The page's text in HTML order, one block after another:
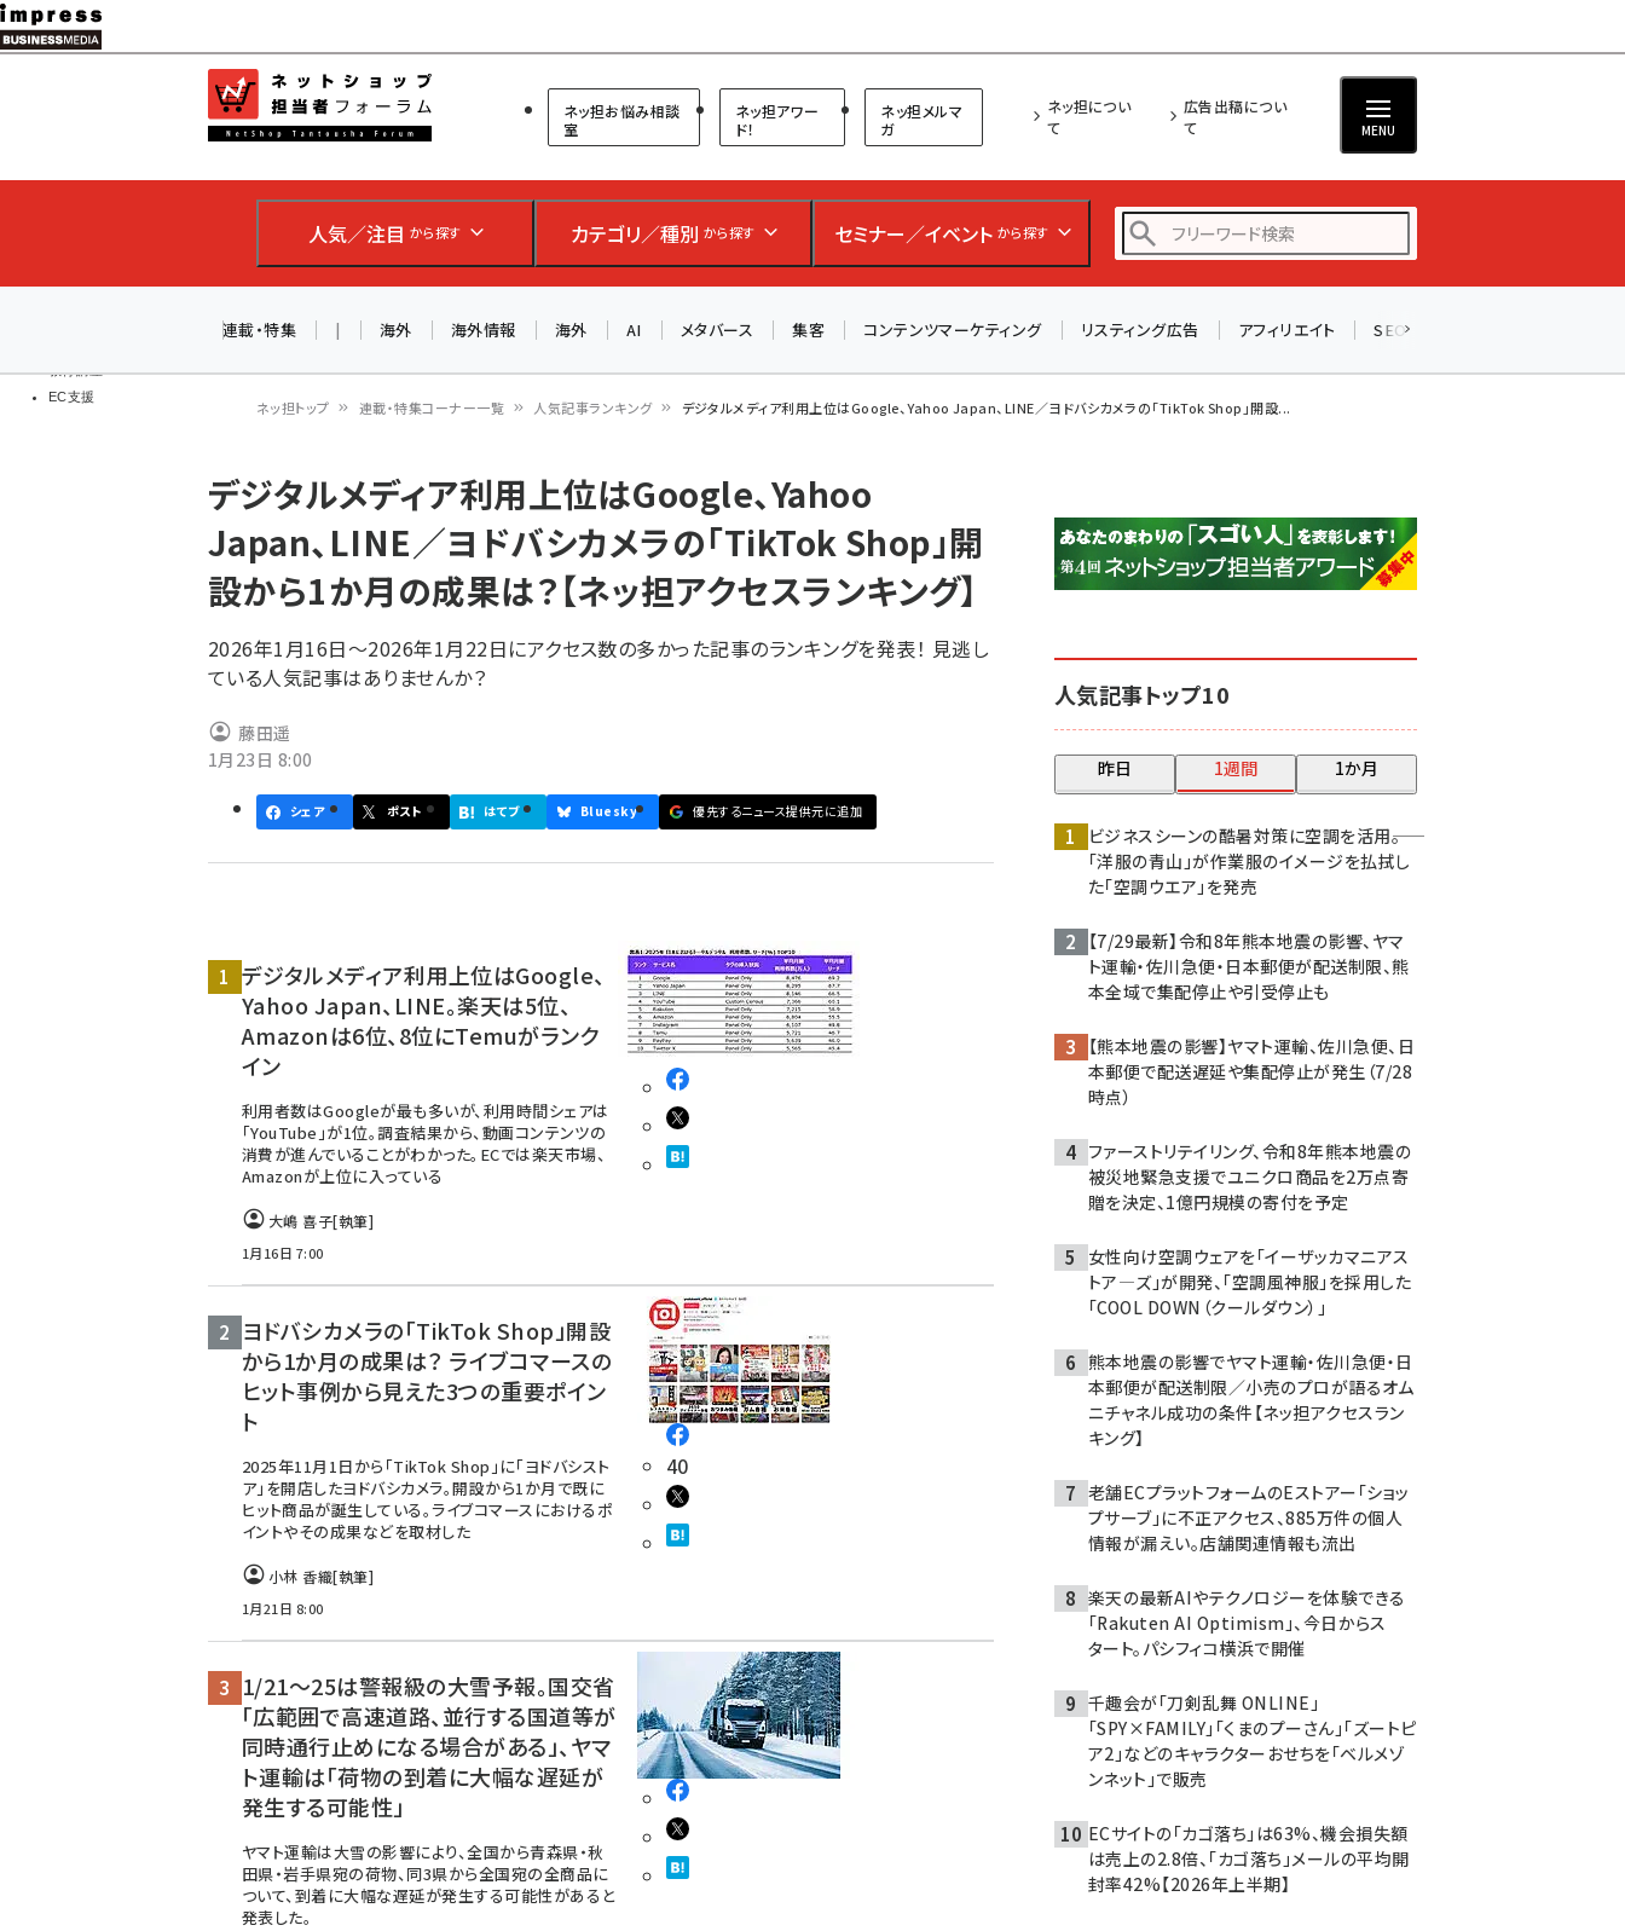
メ
イ
ン
ツ
移
教育講座
EC支援
ネットショップ担当者フォーラム
ネッ担お悩み相談
室
ネッ担アワー
ド！
ネッ担メルマ
ガ
ネッ担につい
て
広告出稿につい
て
MENU
人気／注目 から探す カテゴリ／種別 から探す セミナー／イベント から探す
アスクル (1112)
base (1068)
連載・特集 | 海外 海外情報 海外 AI メタバース 集客 コンテンツマーケティング リスティング広告 アフィリエイト SEO
ン
く
ず
ネッ担トップ 連載・特集コーナー一覧 人気記事ランキング デジタルメディア利用上位はGoogle、Yahoo Japan、LINE／ヨドバシカメラの「TikTok Shop」開設...
デジタルメディア利用上位はGoogle、Yahoo
Japan、LINE／ヨドバシカメラの「TikTok Shop」開
設から1か月の成果は？【ネッ担アクセスランキング】
2026年1月16日～2026年1月22日にアクセス数の多かった記事のランキングを発表！ 見逃し
ている人気記事はありませんか？
藤田遥
1月23日 8:00
シェア ポスト はてブ Bluesky 優先するニュース提供元に追加
デジタルメディア利用上位はGoogle、
Yahoo Japan、LINE。楽天は5位、
Amazonは6位、8位にTemuがランク
イン
利用者数はGoogleが最も多いが、利用時間シェアは
「YouTube」が1位。調査結果から、動画コンテンツの
消費が進んでいることがわかった。ECでは楽天市場、
Amazonが上位に入っている
大嶋 喜子[執筆]
1月16日 7:00
ヨドバシカメラの「TikTok Shop」開設
から1か月の成果は？ ライブコマースの
ヒット事例から見えた3つの重要ポイン
ト
2025年11月1日から「TikTok Shop」に「ヨドバシスト
ア」を開店したヨドバシカメラ。開設から1か月で既に
ヒット商品が誕生している。ライブコマースにおけるポ
イントやその成果などを取材した
小林 香織[執筆]
1月21日 8:00
40
1/21～25は警報級の大雪予報。国交省
「広範囲で高速道路、並行する国道等が
同時通行止めになる場合がある」、ヤマ
ト運輸は「荷物の到着に大幅な遅延が
発生する可能性」
ヤマト運輸は大雪の影響により、全国から青森県・秋
田県・岩手県宛の荷物、同3県から全国宛の全商品に
ついて、到着に大幅な遅延が発生する可能性があると
発表した。
人気記事トップ10
昨日 1週間 1か月
ビジネスシーンの酷暑対策に空調を活用――。
「洋服の青山」が作業服のイメージを払拭し
た「空調ウエア」を発売
【7/29最新】令和8年熊本地震の影響、ヤマ
ト運輸・佐川急便・日本郵便が配送制限、熊
本全域で集配停止や引受停止も
【熊本地震の影響】ヤマト運輸、佐川急便、日
本郵便で配送遅延や集配停止が発生（7/28
時点）
ファーストリテイリング、令和8年熊本地震の
被災地緊急支援でユニクロ商品を2万点寄
贈を決定、1億円規模の寄付を予定
女性向け空調ウェアを「イーザッカマニアス
トア―ズ」が開発、「空調風神服」を採用した
「COOL DOWN（クールダウン）」
熊本地震の影響でヤマト運輸・佐川急便・日
本郵便が配送制限／小売のプロが語るオム
ニチャネル成功の条件【ネッ担アクセスラン
キング】
老舗ECプラットフォームのEストアー「ショッ
プサーブ」に不正アクセス、885万件の個人
情報が漏えい。店舗関連情報も流出
楽天の最新AIやテクノロジーを体験できる
「Rakuten AI Optimism」、今日からス
タート。パシフィコ横浜で開催
千趣会が「刀剣乱舞 ONLINE」
「SPY×FAMILY」「くまのプーさん」「ズートピ
ア2」などのキャラクターおせちを「ベルメゾ
ンネット」で販売
ECサイトの「カゴ落ち」は63%、機会損失額
は売上の2.8倍、「カゴ落ち」メールの平均開
封率42%【2026年上半期】
AIが買い物を代行する時代に打つべき「次の一手」とは？
アルペン、オイシックス、元UA責任者が登壇のリアルECセ
ミナー（8/26＠東京）【交流会も実施】
参加登録はこちら↑